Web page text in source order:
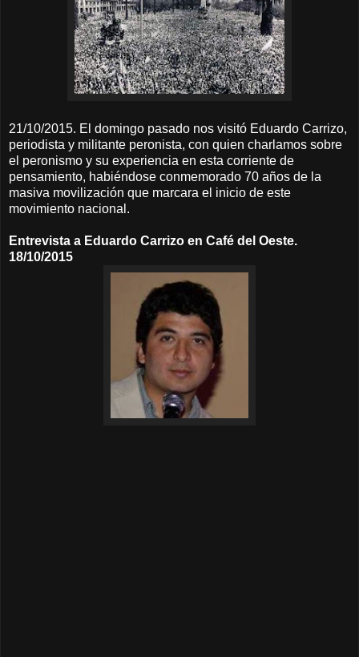
21/10/2015. El domingo pasado nos visitó Eduardo Carrizo,
periodista y militante peronista, con quien charlamos sobre
el peronismo y su experiencia en esta corriente de
pensamiento, habiéndose conmemorado 70 años de la
masiva movilización que marcara el inicio de este
movimiento nacional.
Entrevista a Eduardo Carrizo en Café del Oeste.
18/10/2015